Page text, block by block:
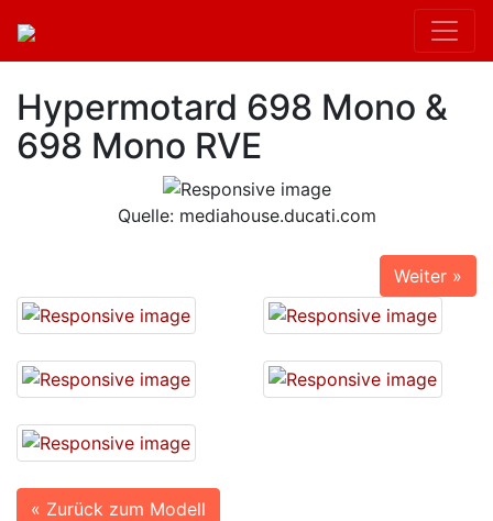
Hypermotard 698 Mono &
698 Mono RVE
Quelle: mediahouse.ducati.com
Weiter »
« Zurück zum Modell